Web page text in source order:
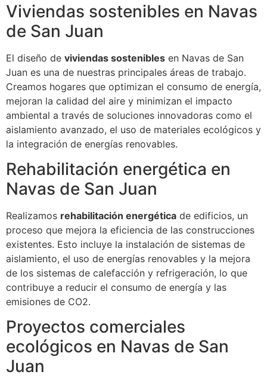
Viviendas sostenibles en Navas
de San Juan
El diseño de viviendas sostenibles en Navas de San
Juan es una de nuestras principales áreas de trabajo.
Creamos hogares que optimizan el consumo de energía,
mejoran la calidad del aire y minimizan el impacto
ambiental a través de soluciones innovadoras como el
aislamiento avanzado, el uso de materiales ecológicos y
la integración de energías renovables.
Rehabilitación energética en
Navas de San Juan
Realizamos rehabilitación energética de edificios, un
proceso que mejora la eficiencia de las construcciones
existentes. Esto incluye la instalación de sistemas de
aislamiento, el uso de energías renovables y la mejora
de los sistemas de calefacción y refrigeración, lo que
contribuye a reducir el consumo de energía y las
emisiones de CO2.
Proyectos comerciales
ecológicos en Navas de San
Juan